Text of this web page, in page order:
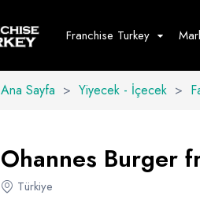
Franchise Turkey
Ana Sayfa > Yiyecek - İçecek >
Ohannes Burger
Türkiye